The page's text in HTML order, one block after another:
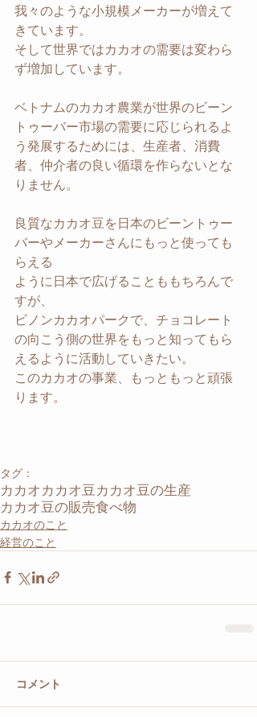
我々のような小規模メーカーが増えて
きています。
そして世界ではカカオの需要は変わら
ず増加しています。
ベトナムのカカオ農業が世界のビーン
トゥーバー市場の需要に応じられるよ
う発展するためには、生産者、消費
者、仲介者の良い循環を作らないとな
りません。
良質なカカオ豆を日本のビーントゥー
バーやメーカーさんにもっと使っても
らえる
ように日本で広げることももちろんで
すが、
ビノンカカオパークで、チョコレート
の向こう側の世界をもっと知ってもら
えるように活動していきたい。
このカカオの事業、もっともっと頑張
ります。
タグ：
カカオカカオ豆カカオ豆の生産
カカオ豆の販売食べ物
カカオのこと
経営のこと
コメント